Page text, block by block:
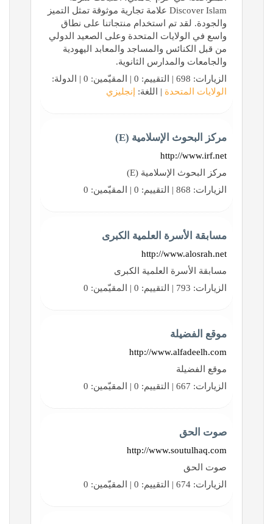
Discover Islam علامة تجارية موثوقة تمثل التميز
والجودة. لقد تم استخدام منتجاتنا على نطاق
واسع في الولايات المتحدة وعلى الصعيد الدولي
من قبل الكنائس والمساجد والمعابد اليهودية
والجامعات والمدارس الثانوية.
الزيارات: 698 | التقييم: 0 | المقيّمين: 0 | الدولة:
الولايات المتحدة | اللغة: إنجليزي
مركز البحوث الإسلامية (E)
http://www.irf.net
مركز البحوث الإسلامية (E)
الزيارات: 868 | التقييم: 0 | المقيّمين: 0
مسابقة الأسرة العلمية الكبرى
http://www.alosrah.net
مسابقة الأسرة العلمية الكبرى
الزيارات: 793 | التقييم: 0 | المقيّمين: 0
موقع الفضيلة
http://www.alfadeelh.com
موقع الفضيلة
الزيارات: 667 | التقييم: 0 | المقيّمين: 0
صوت الحق
http://www.soutulhaq.com
صوت الحق
الزيارات: 674 | التقييم: 0 | المقيّمين: 0